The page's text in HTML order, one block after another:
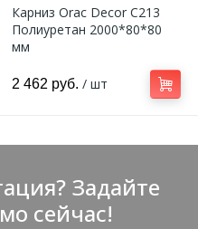
Карниз Orac Decor C213
Полиуретан 2000*80*80
мм
2 462 руб. / шт
Задайте
сейчас!